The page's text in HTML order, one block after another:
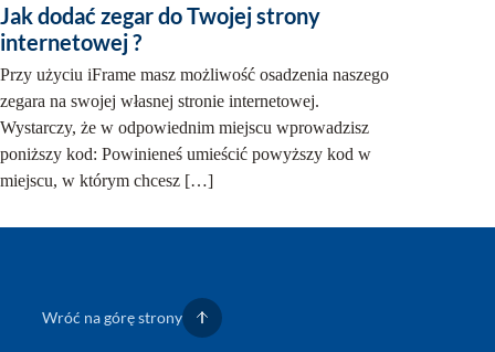
Jak dodać zegar do Twojej strony
internetowej ?
Przy użyciu iFrame masz możliwość osadzenia naszego
zegara na swojej własnej stronie internetowej.
Wystarczy, że w odpowiednim miejscu wprowadzisz
poniższy kod: Powinieneś umieścić powyższy kod w
miejscu, w którym chcesz […]
Wróć na górę strony